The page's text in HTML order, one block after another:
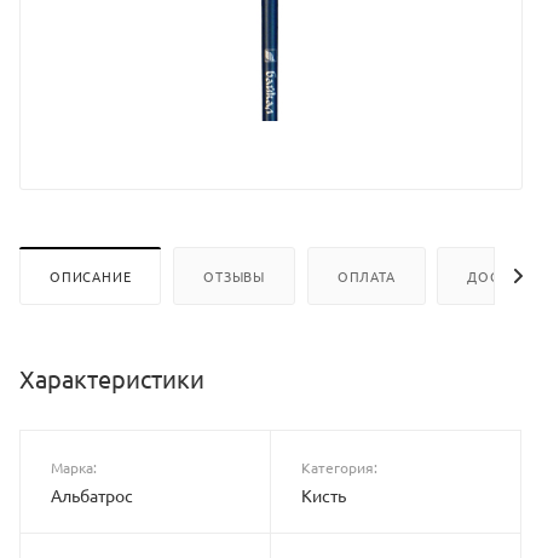
ОПИСАНИЕ ОТЗЫВЫ ОПЛАТА
Характеристики
Марка:
Альбатрос
Категория:
Кисть